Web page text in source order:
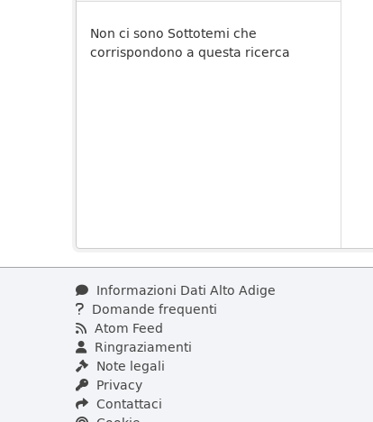
Non ci sono Sottotemi che
corrispondono a questa ricerca
Informazioni Dati Alto Adige
Domande frequenti
Atom Feed
Ringraziamenti
Note legali
Privacy
Contattaci